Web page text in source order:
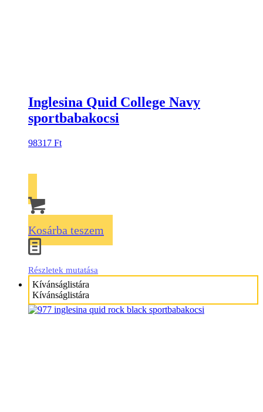
Inglesina Quid College Navy
sportbabakocsi
98317 Ft
Kosárba teszem
Részletek mutatása
Kívánságlistára
Kívánságlistára